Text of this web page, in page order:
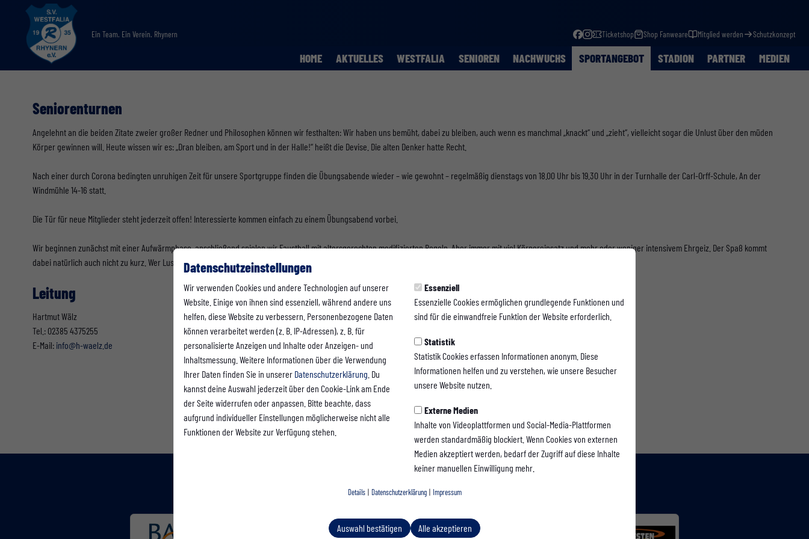
Datenschutzeinstellungen
Wir verwenden Cookies und andere Technologien auf unserer
Website. Einige von ihnen sind essenziell, während andere uns
helfen, diese Website zu verbessern. Personenbezogene Daten
können verarbeitet werden (z. B. IP-Adressen), z. B. für
personalisierte Anzeigen und Inhalte oder Anzeigen- und
Inhaltsmessung. Weitere Informationen über die Verwendung
Ihrer Daten finden Sie in unserer Datenschutzerklärung . Du
kannst deine Auswahl jederzeit über den Cookie-Link am Ende
der Seite widerrufen oder anpassen. Bitte beachte, dass
aufgrund individueller Einstellungen möglicherweise nicht alle
Funktionen der Website zur Verfügung stehen.
Essenziell
Essenzielle Cookies ermöglichen grundlegende Funktionen und
sind für die einwandfreie Funktion der Website erforderlich.
Statistik
Statistik Cookies erfassen Informationen anonym. Diese
Informationen helfen und zu verstehen, wie unsere Besucher
unsere Website nutzen.
Externe Medien
Inhalte von Videoplattformen und Social-Media-Plattformen
werden standardmäßig blockiert. Wenn Cookies von externen
Medien akzeptiert werden, bedarf der Zugriff auf diese Inhalte
keiner manuellen Einwilligung mehr.
Details | Datenschutzerklärung | Impressum
Auswahl bestätigen Alle akzeptieren
Ein Team. Ein Verein. Rhynern Ticketshop Shop Fanweare Mitglied werden Schutzkonzept
HOME AKTUELLES WESTFALIA SENIOREN NACHWUCHS SPORTANGEBOT STADION PARTNER MEDIEN
Seniorenturnen
Angelehnt an die beiden Zitate zweier großer Redner und Philosophen können wir festhalten: Wir haben uns bemüht, dabei zu bleiben, auch wenn es manchmal „knackt“ und „zieht“, vielleicht sogar die Unlust über den müden
Körper gewinnen will. Heute wissen wir es: „Dran bleiben, am Sport und in der Halle!“ heißt die Devise. Die alten Denker hatte Recht.
Nach einer durch Corona bedingten unruhigen Zeit für unsere Sportgruppe finden die Übungsabende wieder – wie gewohnt – regelmäßig dienstags von 18.00 Uhr bis 19.30 Uhr in der Turnhalle der Carl-Orff-Schule, An der
Windmühle 14-16 statt.
Die Tür für neue Mitglieder steht jederzeit offen! Interessierte kommen einfach zu einem Übungsabend vorbei.
Wir beginnen zunächst mit einer Aufwärmphase, anschließend spielen wir Faustball mit altersgerechten modifizierten Regeln. Aber immer mit viel Körpereinsatz und mehr oder weniger intensivem Ehrgeiz. Der Spaß kommt
dabei natürlich auch nicht zu kurz. Wer Lust und Zeit hat, kann auch bei gemeinsamen Fahrradtouren oder Bocciarunden, die in Eigenregie angeboten werden, teilnehmen.
Leitung
Hartmut Wälz
Tel.: 02385 4375255
E-Mail: info@h-waelz.de